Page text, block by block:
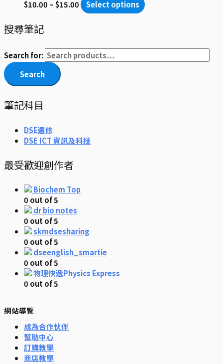
$10.00 –$15.00 Select options
搜尋筆記
Search for:
Search
筆記科目
DSE選修
DSE ICT 資訊及科技
最受歡迎創作者
Biochem Top
0 out of 5
dr bio notes
0 out of 5
skmdsesharing
0 out of 5
dseenglish_smartie
0 out of 5
物理快遞Physics Express
0 out of 5
網站導覽
成為合作伙伴
幫助中心
訂購教學
商店教學